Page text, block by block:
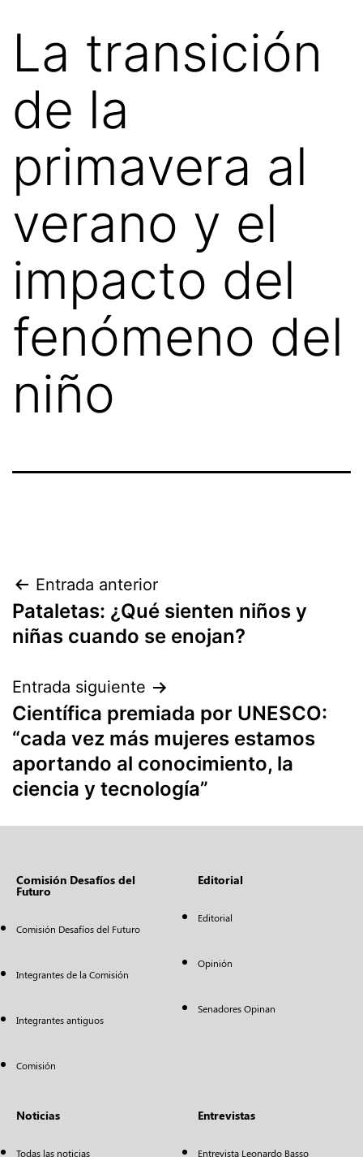
La transición
de la
primavera al
verano y el
impacto del
fenómeno del
niño
Entrada anterior
Pataletas: ¿Qué sienten niños y
niñas cuando se enojan?
Entrada siguiente
Científica premiada por UNESCO:
“cada vez más mujeres estamos
aportando al conocimiento, la
ciencia y tecnología”
Comisión Desafíos del
Futuro
Comisión Desafíos del Futuro
Integrantes de la Comisión
Integrantes antiguos
Comisión
Editorial
Editorial
Opinión
Senadores Opinan
Noticias
Todas las noticias
Entrevistas
Entrevista Leonardo Basso